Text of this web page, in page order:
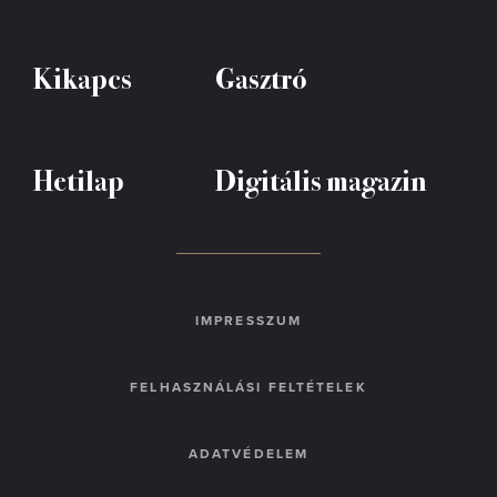
Kikapcs Gasztró
Hetilap Digitális magazin
IMPRESSZUM
FELHASZNÁLÁSI FELTÉTELEK
ADATVÉDELEM